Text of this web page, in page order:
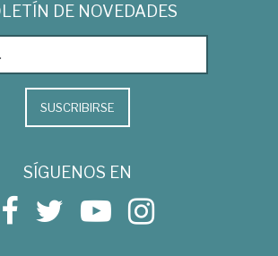
DE NOVEDADES
SUSCRIBIRSE
SÍGUENOS EN